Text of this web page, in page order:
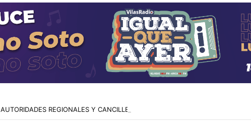
AUTORIDADES REGIONALES Y CANCILLERÍA ABORDAN SEGURIDAD